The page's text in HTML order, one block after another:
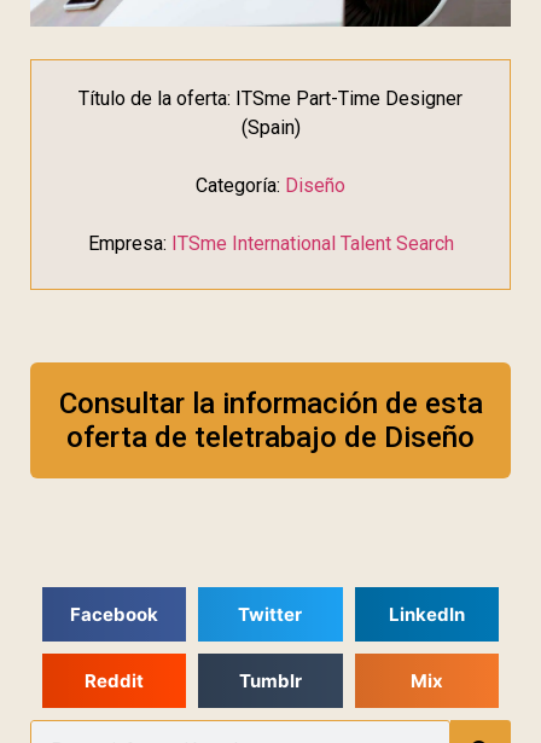
Título de la oferta: ITSme Part-Time Designer
(Spain)
Categoría: Diseño
Empresa: ITSme International Talent Search
Consultar la información de esta
oferta de teletrabajo de Diseño
Facebook Twitter LinkedIn
Reddit Tumblr Mix